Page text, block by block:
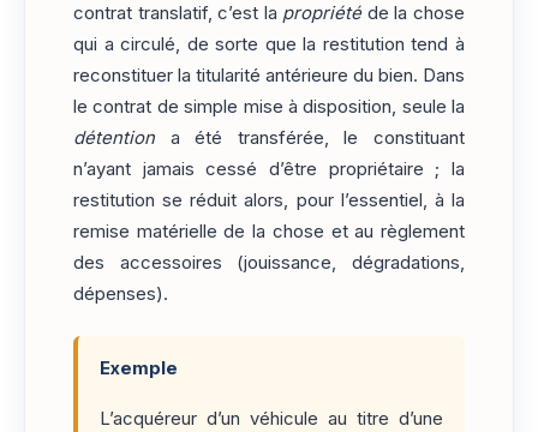
contrat translatif, c’est la propriétéde la chose
qui a circulé, de sorte que la restitution tend à
reconstituer la titularité antérieure du bien. Dans
le contrat de simple mise à disposition, seule la
détention a été transférée, le constituant
n’ayant jamais cessé d’être propriétaire ; la
restitution se réduit alors, pour l’essentiel, à la
remise matérielle de la chose et au règlement
des accessoires (jouissance, dégradations,
dépenses).
Exemple
L’acquéreur d’un véhicule au titre d’une